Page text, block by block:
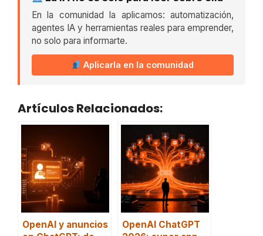
En la comunidad la aplicamos: automatización,
agentes IA y herramientas reales para emprender,
no solo para informarte.
Aplicarla en la comunidad
Artículos Relacionados:
OpenAI y anuncios
OpenAI ChatGPT